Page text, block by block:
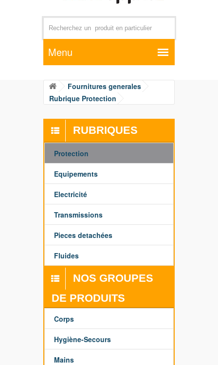
Par exemple +distributeur +CD01
Fournitures generales
Rubrique Protection
RUBRIQUES
Protection
Equipements
Electricité
Transmissions
Pieces detachées
Fluides
NOS GROUPES
DE PRODUITS
Corps
Hygiène-Secours
Mains